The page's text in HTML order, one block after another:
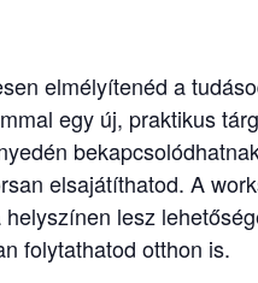
elmélyítenéd a
egy új, praktikus
elsajátíthatod. A
lesz
folytathatod otthon is.